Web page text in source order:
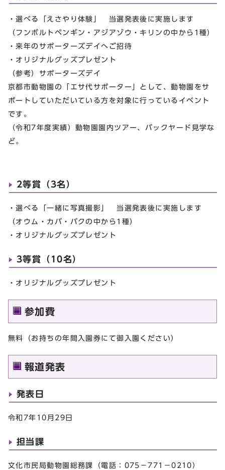
・選べる「えさやり体験」 当選発表後に実施します
（フンボルトペンギン・アジアゾウ・キリンの中から1種）
・来年のサポーターズデイへご招待
・オリジナルグッズプレゼント
（参考）サポーターズデイ
京都市動物園の「エサ代サポーター」として、動物園をサ
ポートしていただいている方を対象に行っているイベント
です。
（令和7年度実績）動物園園内ツアー、バックヤード見学な
ど。
2等賞（3名）
・選べる「一緒に写真撮影」 当選発表後に実施します
（オウム・カバ・バクの中から1種）
・オリジナルグッズプレゼント
3等賞（10名）
・オリジナルグッズプレゼント
参加費
無料（お持ちの年間入園券にて御入園ください）
報道発表
発表日
令和7年10月29日
担当課
文化市民局動物園総務課（電話：075－771－0210）